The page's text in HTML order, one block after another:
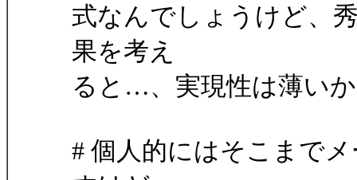
式なんでしょうけど、
果を考え
ると…、実現性は薄い
# 個人的にはそこまで